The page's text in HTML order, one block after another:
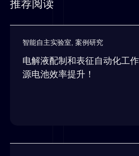
推荐阅读
智能自主实验室, 案例研究
电解液配制和表征自动化工
源电池效率提升！